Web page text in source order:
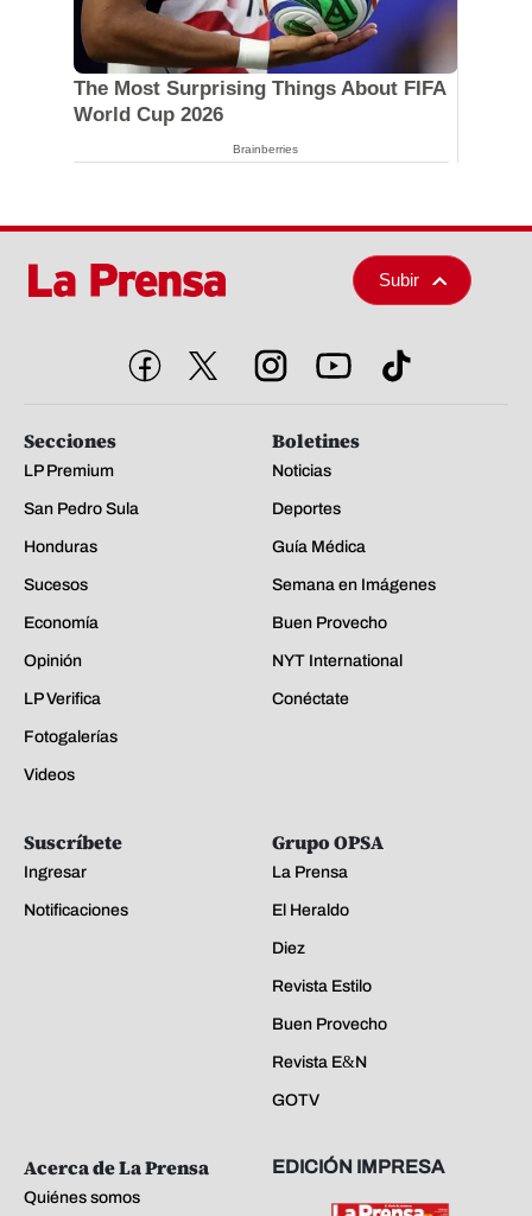
The Most Surprising Things About FIFA
World Cup 2026
Brainberries
Subir
Secciones
LP Premium
San Pedro Sula
Honduras
Sucesos
Economía
Opinión
LP Verifica
Fotogalerías
Videos
Boletines
Noticias
Deportes
Guía Médica
Semana en Imágenes
Buen Provecho
NYT International
Conéctate
Suscríbete
Ingresar
Notificaciones
Grupo OPSA
La Prensa
El Heraldo
Diez
Revista Estilo
Buen Provecho
Revista E&N
GOTV
Acerca de La Prensa
Quiénes somos
EDICIÓN IMPRESA